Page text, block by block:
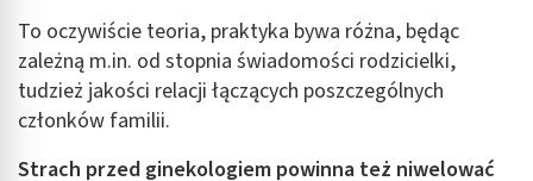
To oczywiście teoria, praktyka bywa różna, będąc
zależną m.in. od stopnia świadomości rodzicielki,
tudzież jakości relacji łączących poszczególnych
członków familii.
Strach przed ginekologiem powinna też niwelować